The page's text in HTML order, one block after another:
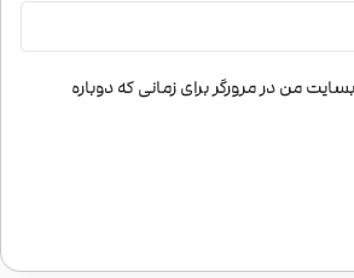
من در مرورگر برای زمانی که دوباره